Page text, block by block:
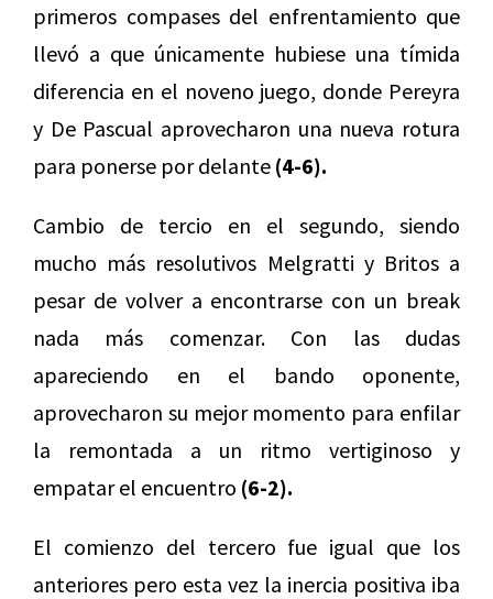
primeros compases del enfrentamiento que
llevó a que únicamente hubiese una tímida
diferencia en el noveno juego, donde Pereyra
y De Pascual aprovecharon una nueva rotura
para ponerse por delante (4-6).
Cambio de tercio en el segundo, siendo
mucho más resolutivos Melgratti y Britos a
pesar de volver a encontrarse con un break
nada más comenzar. Con las dudas
apareciendo en el bando oponente,
aprovecharon su mejor momento para enfilar
la remontada a un ritmo vertiginoso y
empatar el encuentro (6-2).
El comienzo del tercero fue igual que los
anteriores pero esta vez la inercia positiva iba